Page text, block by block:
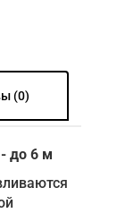
(0)
до 6 м